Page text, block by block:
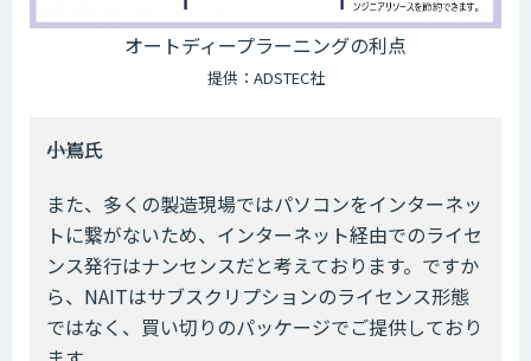
オートディープラーニングの利点
提供：ADSTEC社
――小嶌氏
また、多くの製造現場ではパソコンをインターネッ
トに繋がないため、インターネット経由でのライセ
ンス発行はナンセンスだと考えております。ですか
ら、NAITはサブスクリプションのライセンス形態
ではなく、買い切りのパッケージでご提供しており